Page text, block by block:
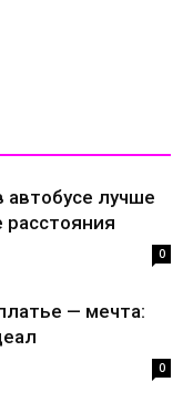
автобусе лучше
расстояния
0
— мечта:
0